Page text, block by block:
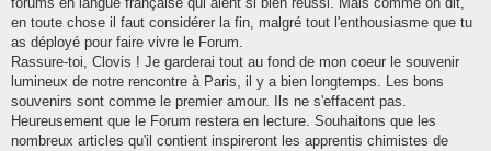
en toute chose il faut considérer la fin, malgré tout l'enthousiasme que tu
as déployé pour faire vivre le Forum.
Rassure-toi, Clovis ! Je garderai tout au fond de mon coeur le souvenir
lumineux de notre rencontre à Paris, il y a bien longtemps. Les bons
souvenirs sont comme le premier amour. Ils ne s'effacent pas.
Heureusement que le Forum restera en lecture. Souhaitons que les
nombreux articles qu'il contient inspireront les apprentis chimistes de